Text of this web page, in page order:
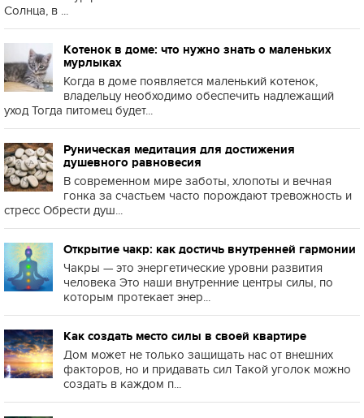
Солнца, в ...
Котенок в доме: что нужно знать о маленьких
мурлыках
Когда в доме появляется маленький котенок,
владельцу необходимо обеспечить надлежащий
уход Тогда питомец будет...
Руническая медитация для достижения
душевного равновесия
В современном мире заботы, хлопоты и вечная
гонка за счастьем часто порождают тревожность и
стресс Обрести душ...
Открытие чакр: как достичь внутренней гармонии
Чакры — это энергетические уровни развития
человека Это наши внутренние центры силы, по
которым протекает энер...
Как создать место силы в своей квартире
Дом может не только защищать нас от внешних
факторов, но и придавать сил Такой уголок можно
создать в каждом п...